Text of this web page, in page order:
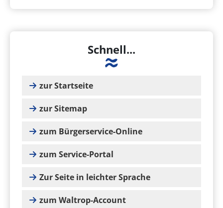
Schnell...
zur Startseite
zur Sitemap
zum Bürgerservice-Online
zum Service-Portal
Zur Seite in leichter Sprache
zum Waltrop-Account